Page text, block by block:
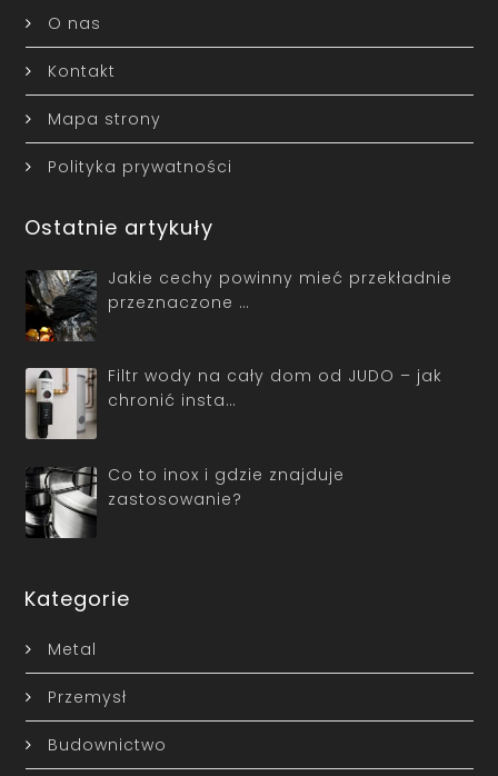
O nas
Kontakt
Mapa strony
Polityka prywatności
Ostatnie artykuły
Jakie cechy powinny mieć przekładnie
przeznaczone …
Filtr wody na cały dom od JUDO – jak
chronić insta…
Co to inox i gdzie znajduje
zastosowanie?
Kategorie
Metal
Przemysł
Budownictwo